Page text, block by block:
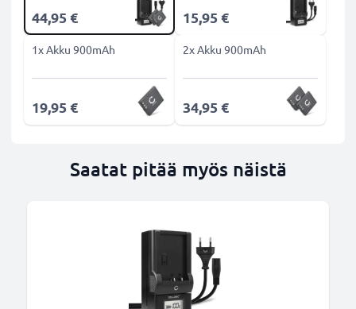
44,95 € 15,95 €
1x Akku 900mAh
19,95 €
2x Akku 900mAh
34,95 €
Saatat pitää myös näistä